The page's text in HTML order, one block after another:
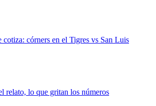
cotiza: córners en el Tigres vs San Luis
relato, lo que gritan los números